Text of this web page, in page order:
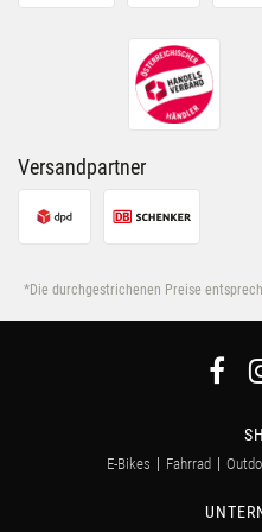
Nutzung der Dienste
Versandpartner
*Die durchgestrichenen Preise
E-Bikes Fahrrad